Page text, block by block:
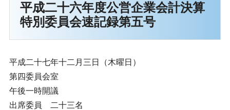
平成二十六年度公営企業会計決算
特別委員会速記録第五号
平成二十七年十二月三日（木曜日）
第四委員会室
午後一時開議
出席委員 二十三名